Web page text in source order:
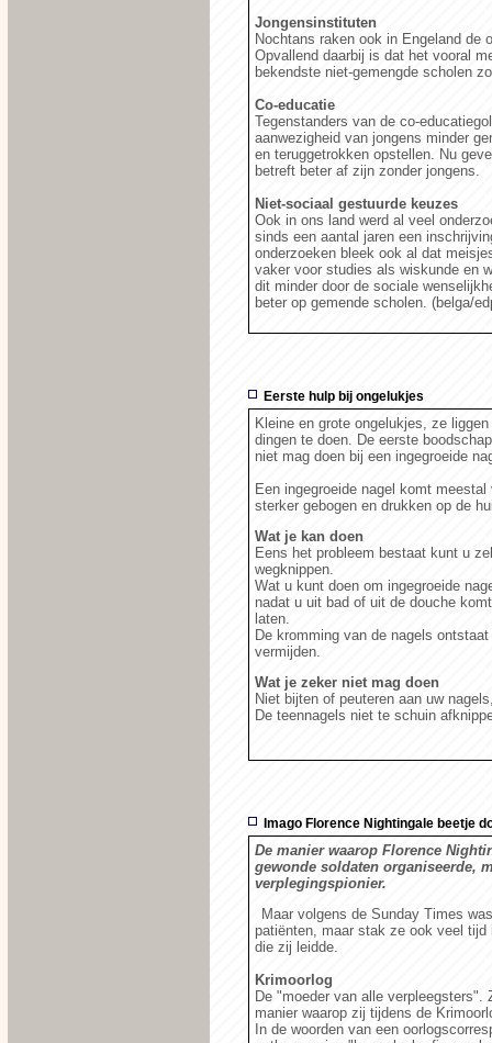
Jongensinstituten
Nochtans raken ook in Engeland de
Opvallend daarbij is dat het vooral
bekendste niet-gemengde scholen
Co-educatie
Tegenstanders van de co-
aanwezigheid van jongens minder
en teruggetrokken opstellen. Nu
betreft beter af zijn zonder jongens.
Niet-sociaal gestuurde keuzes
Ook in ons land werd al veel
sinds een aantal jaren een
onderzoeken bleek ook al dat
vaker voor studies als wiskunde en
dit minder door de sociale
beter op gemende scholen. (belga/
Eerste hulp bij ongelukjes
Kleine en grote ongelukjes, ze
dingen te doen. De eerste
niet mag doen bij een ingegroeide
Een ingegroeide nagel komt
sterker gebogen en drukken op de
Wat je kan doen
Eens het probleem bestaat kunt u
wegknippen.
Wat u kunt doen om ingegroeide
nadat u uit bad of uit de douche
laten.
De kromming van de nagels
vermijden.
Wat je zeker niet mag doen
Niet bijten of peuteren aan uw
De teennagels niet te schuin
Imago Florence Nightingale beetje
De manier waarop Florence
gewonde soldaten organiseerde,
verplegingspionier.
Maar volgens de Sunday Times
patiënten, maar stak ze ook veel
die zij leidde.
Krimoorlog
De "moeder van alle verpleegsters".
manier waarop zij tijdens de
In de woorden van een